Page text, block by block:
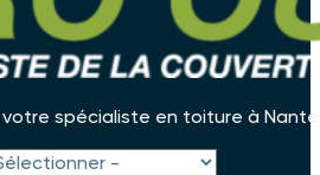
spécialiste en toiture à